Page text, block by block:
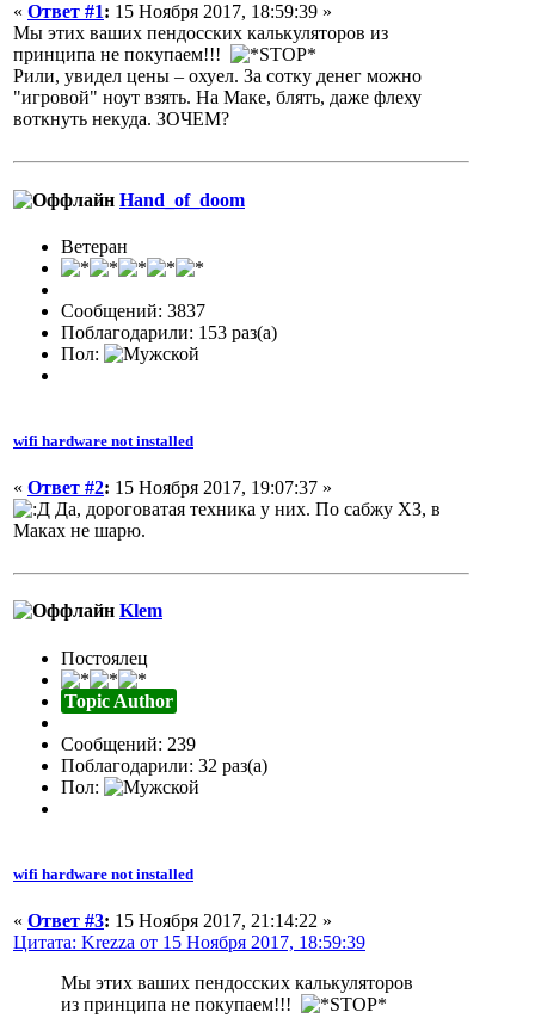
« Ответ #1: 15 Ноября 2017, 18:59:39 »
Мы этих ваших пендосских калькуляторов из
принципа не покупаем!!!
Рили, увидел цены – охуел. За сотку денег можно
"игровой" ноут взять. На Маке, блять, даже флеху
воткнуть некуда. ЗОЧЕМ?
Hand_of_doom
Ветеран
Сообщений: 3837
Поблагодарили: 153 раз(а)
Пол:
wifi hardware not installed
« Ответ #2: 15 Ноября 2017, 19:07:37 »
Да, дороговатая техника у них. По сабжу ХЗ, в
Маках не шарю.
Klem
Постоялец
Topic Author
Сообщений: 239
Поблагодарили: 32 раз(а)
Пол:
wifi hardware not installed
« Ответ #3: 15 Ноября 2017, 21:14:22 »
Цитата: Krezza от 15 Ноября 2017, 18:59:39
Мы этих ваших пендосских калькуляторов
из принципа не покупаем!!!